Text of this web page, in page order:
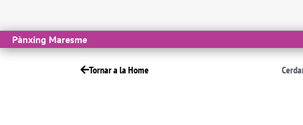
Pànxing Maresme
Tornar a la Home